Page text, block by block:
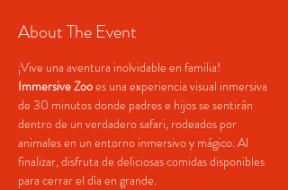
About The Event
¡Vive una aventura inolvidable en familia!
Immersive Zoo es una experiencia visual inmersiva
de 30 minutos donde padres e hijos se sentirán
dentro de un verdadero safari, rodeados por
animales en un entorno inmersivo y mágico. Al
finalizar, disfruta de deliciosas comidas disponibles
para cerrar el día en grande.